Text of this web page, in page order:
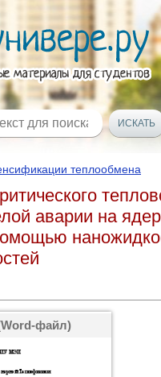
теплообмена
аварии на
файл)